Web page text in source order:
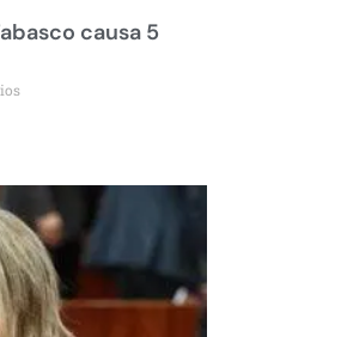
causa 5